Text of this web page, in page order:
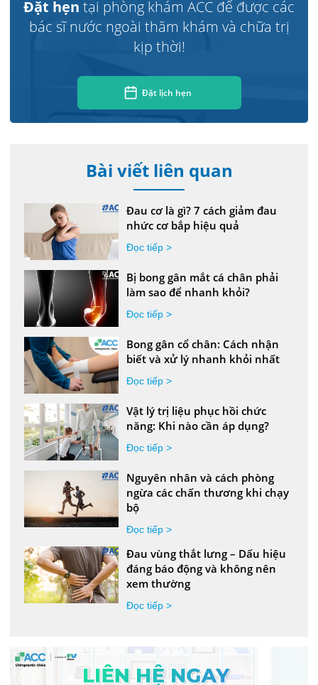
Đặt hẹn tại phòng khám ACC để được các
bác sĩ nước ngoài thăm khám và chữa trị
kịp thời!
Đặt lịch hẹn
Bài viết liên quan
Đau cơ là gì? 7 cách giảm đau
nhức cơ bắp hiệu quả
Đọc tiếp >
Bị bong gân mắt cá chân phải
làm sao để nhanh khỏi?
Đọc tiếp >
Bong gân cổ chân: Cách nhận
biết và xử lý nhanh khỏi nhất
Đọc tiếp >
Vật lý trị liệu phục hồi chức
năng: Khi nào cần áp dụng?
Đọc tiếp >
Nguyên nhân và cách phòng
ngừa các chấn thương khi chạy
bộ
Đọc tiếp >
Đau vùng thắt lưng – Dấu hiệu
đáng báo động và không nên
xem thường
Đọc tiếp >